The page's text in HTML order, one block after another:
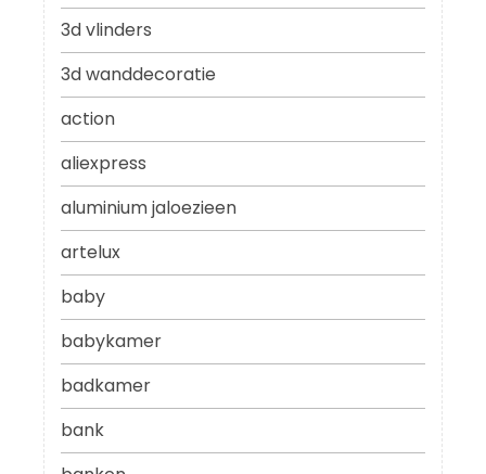
3d vlinders
3d wanddecoratie
action
aliexpress
aluminium jaloezieen
artelux
baby
babykamer
badkamer
bank